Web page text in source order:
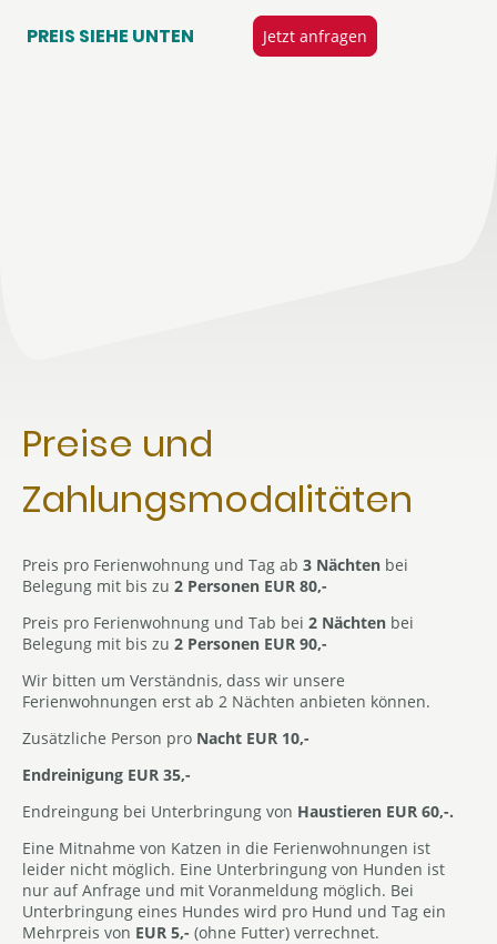
PREIS SIEHE UNTEN Jetzt anfragen
Preise und
Zahlungsmodalitäten
Preis pro Ferienwohnung und Tag ab 3 Nächten bei
Belegung mit bis zu 2 Personen EUR 80,-
Preis pro Ferienwohnung und Tab bei 2 Nächten bei
Belegung mit bis zu 2 Personen EUR 90,-
Wir bitten um Verständnis, dass wir unsere
Ferienwohnungen erst ab 2 Nächten anbieten können.
Zusätzliche Person pro Nacht EUR 10,-
Endreinigung EUR 35,-
Endreingung bei Unterbringung von Haustieren EUR 60,-.
Eine Mitnahme von Katzen in die Ferienwohnungen ist
leider nicht möglich. Eine Unterbringung von Hunden ist
nur auf Anfrage und mit Voranmeldung möglich. Bei
Unterbringung eines Hundes wird pro Hund und Tag ein
Mehrpreis von EUR 5,- (ohne Futter) verrechnet.